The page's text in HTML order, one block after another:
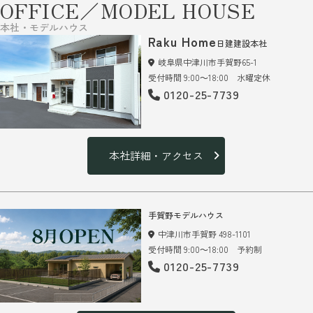
OFFICE／MODEL HOUSE
本社・モデルハウス
Raku Home 日建建設本社
岐阜県中津川市手賀野65-1
受付時間 9:00～18:00 水曜定休
0120-25-7739
本社詳細・アクセス
手賀野モデルハウス
中津川市手賀野 498-1101
受付時間 9:00～18:00 予約制
0120-25-7739